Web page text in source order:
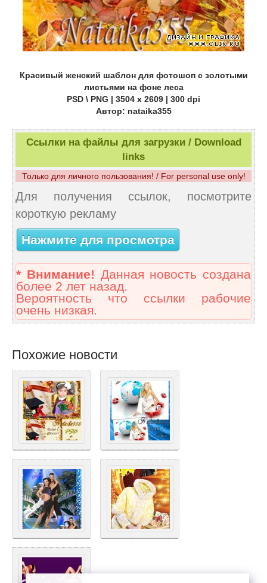
Красивый женский шаблон для фотошоп с золотыми
листьями на фоне леса
PSD \ PNG | 3504 х 2609 | 300 dpi
Автор: nataika355
Ссылки на файлы для загрузки / Download
links
Только для личного пользования! / For personal use only!
Для получения ссылок, посмотрите
короткую рекламу
Нажмите для просмотра
* Внимание! Данная новость создана
более 2 лет назад.
Вероятность что ссылки рабочие
очень низкая.
Похожие новости